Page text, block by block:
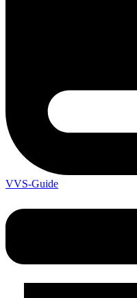
VVS-Guide